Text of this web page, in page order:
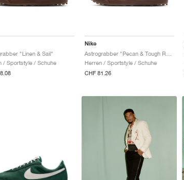
"Linen & Sail"
/ Sportstyle / Schuhe
Nike
Herren / Sportstyle / Schuhe
CHF 81.26